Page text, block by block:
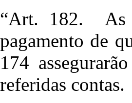
“Art. 182. As
pagamento de
174
referidas contas.